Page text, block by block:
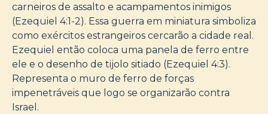
carneiros de assalto e acampamentos inimigos
(Ezequiel 4:1-2). Essa guerra em miniatura simboliza
como exércitos estrangeiros cercarão a cidade real.
Ezequiel então coloca uma panela de ferro entre
ele e o desenho de tijolo sitiado (Ezequiel 4:3).
Representa o muro de ferro de forças
impenetráveis que logo se organizarão contra
Israel.